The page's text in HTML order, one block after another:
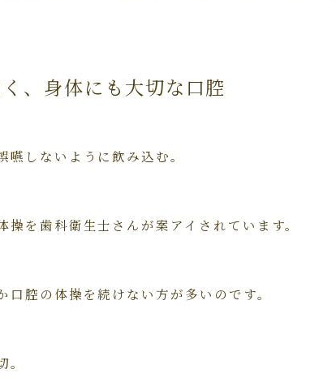
、身体にも大切な口腔
しないように飲み込む。
を歯科衛生士さんが案アイされています。
腔の体操を続けない方が多いのです。